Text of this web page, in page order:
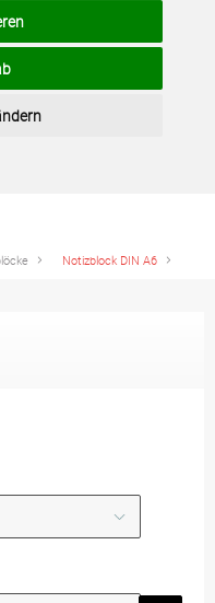
Notizblock DIN A6